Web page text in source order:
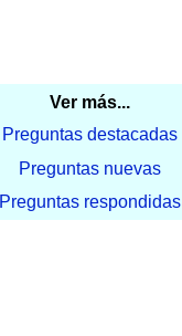
Ver más...
Preguntas destacadas
Preguntas nuevas
Preguntas respondidas